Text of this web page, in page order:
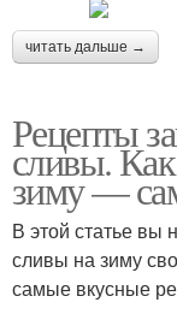
читать дальше →
Рецепты
сливы. Как
зиму —
В этой статье вы
сливы на зиму
самые вкусные